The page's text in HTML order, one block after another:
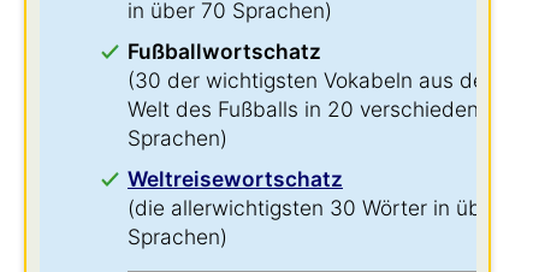
in über 70 Sprachen)
Fußballwortschatz
(30 der wichtigsten Vokabeln aus der
Welt des Fußballs in 20 verschiedenen
Sprachen)
Weltreisewortschatz
(die allerwichtigsten 30 Wörter in über 60
Sprachen)